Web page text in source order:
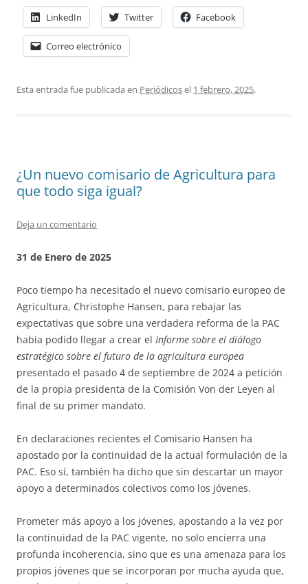
LinkedIn Twitter Facebook
Correo electrónico
Esta entrada fue publicada en Periódicosel 1 febrero, 2025.
¿Un nuevo comisario de Agricultura para
que todo siga igual?
Deja un comentario
31 de Enero de 2025
Poco tiempo ha necesitado el nuevo comisario europeo de
Agricultura, Christophe Hansen, para rebajar las
expectativas que sobre una verdadera reforma de la PAC
había podido llegar a crear el Informe sobre el diálogo
estratégico sobre el futuro de la agricultura europea
presentado el pasado 4 de septiembre de 2024 a petición
de la propia presidenta de la Comisión Von der Leyen al
final de su primer mandato.
En declaraciones recientes el Comisario Hansen ha
apostado por la continuidad de la actual formulación de la
PAC. Eso sí, también ha dicho que sin descartar un mayor
apoyo a determinados colectivos como los jóvenes.
Prometer más apoyo a los jóvenes, apostando a la vez por
la continuidad de la PAC vigente, no solo encierra una
profunda incoherencia, sino que es una amenaza para los
propios jóvenes que se incorporan por mucha ayuda que,